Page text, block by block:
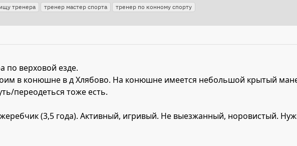
ищу тренера тренер мастер спорта тренер по конному спорту
по верховой езде.
в конюшне в д Хлябово. На конюшне имеется небольшой крытый
переодеться тоже есть.
(3,5 года). Активный, игривый. Не выезжанный, норовистый.